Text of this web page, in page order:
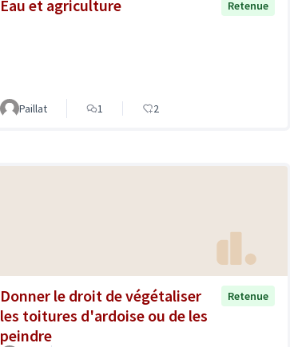
Eau et agriculture Retenue
Paillat 1 2
Donner le droit de végétaliser
les toitures d'ardoise ou de les
peindre
Retenue